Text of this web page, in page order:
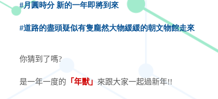
#月圓時分 新的一年即將到來
#道路的盡頭疑似有隻龐然大物緩緩的朝文物館走來
你猜到了嗎?
是一年一度的 「年獸」 來跟大家一起過新年!!